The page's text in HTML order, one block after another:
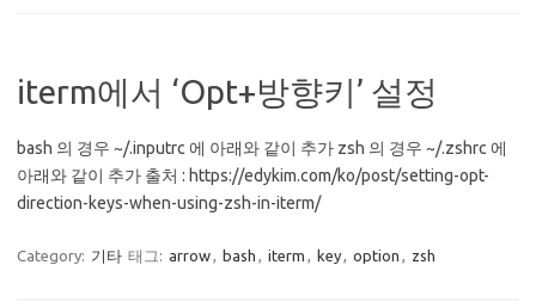
iterm에서 ‘Opt+방향키’ 설정
bash 의 경우 ~/.inputrc 에 아래와 같이 추가 zsh 의 경우 ~/.zshrc 에
아래와 같이 추가 출처 : https://edykim.com/ko/post/setting-opt-
direction-keys-when-using-zsh-in-iterm/
Category: 기타 태그: arrow, bash , iterm , key, option , zsh